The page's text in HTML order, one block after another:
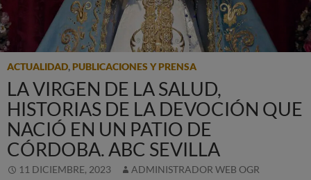
ACTUALIDAD, PUBLICACIONES Y PRENSA
LA VIRGEN DE LA SALUD,
HISTORIAS DE LA DEVOCIÓN QUE
NACIÓ EN UN PATIO DE
CÓRDOBA. ABC SEVILLA
11 DICIEMBRE, 2023 ADMINISTRADOR WEB OGR